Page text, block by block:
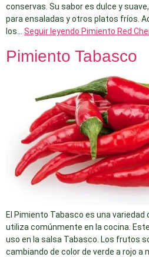
conservas. Su sabor es dulce y
para ensaladas y otros platos fríos.
los… Seguir leyendo Pimiento Red
Pimiento Tabasco
El Pimiento Tabasco es una
utiliza comúnmente en la cocina.
uso en la salsa Tabasco. Los frutos
cambiando de color de verde a rojo a